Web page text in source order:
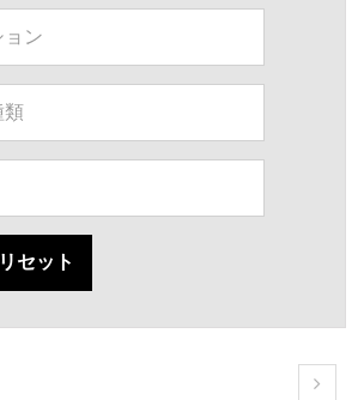
リセット